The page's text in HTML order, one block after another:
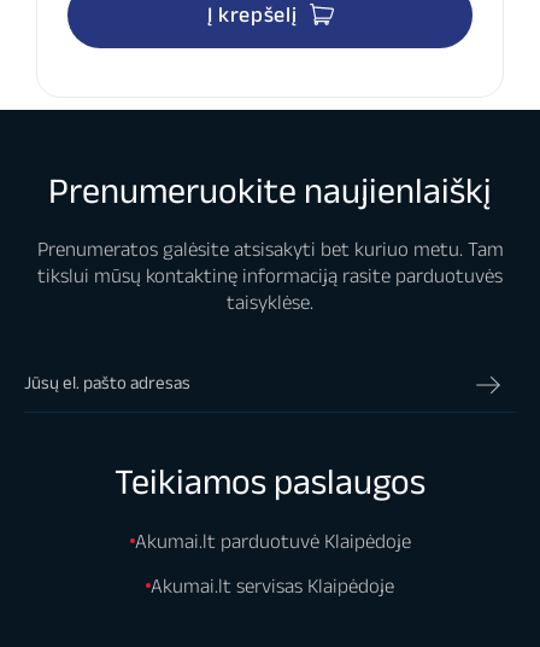
Į krepšelį
Prenumeruokite naujienlaiškį
Prenumeratos galėsite atsisakyti bet kuriuo metu. Tam
tikslui mūsų kontaktinę informaciją rasite parduotuvės
taisyklėse.
Teikiamos paslaugos
Akumai.lt parduotuvė Klaipėdoje
Akumai.lt servisas Klaipėdoje